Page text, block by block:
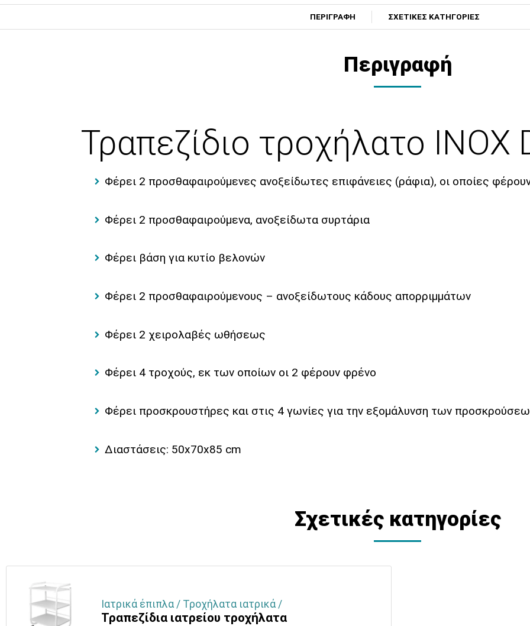
ΠΕΡΙΓΡΑΦΗ ΣΧΕΤΙΚΕΣ ΚΑΤΗΓΟΡΙΕΣ
Περιγραφή
Τραπεζίδιο τροχήλατο INOX
Φέρει 2 προσθαφαιρούμενες ανοξείδωτες επιφάνειες (ράφια), οι οποίες
Φέρει 2 προσθαφαιρούμενα, ανοξείδωτα συρτάρια
Φέρει βάση για κυτίο βελονών
Φέρει 2 προσθαφαιρούμενους – ανοξείδωτους κάδους απορριμμάτων
Φέρει 2 χειρολαβές ωθήσεως
Φέρει 4 τροχούς, εκ των οποίων οι 2 φέρουν φρένο
Φέρει προσκρουστήρες και στις 4 γωνίες για την εξομάλυνση των
Διαστάσεις: 50x70x85 cm
Σχετικές κατηγορίες
Ιατρικά έπιπλα / Τροχήλατα ιατρικά /
Τραπεζίδια ιατρείου τροχήλατα